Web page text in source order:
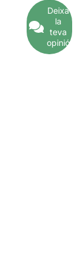
Deixa
la
teva
opinió